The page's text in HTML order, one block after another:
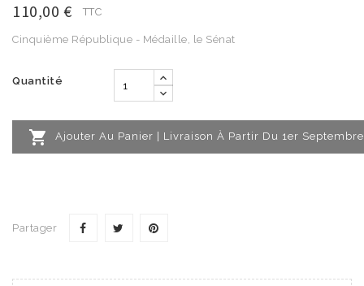
110,00 € TTC
Cinquième République - Médaille, le Sénat
Quantité
 Ajouter Au Panier | Livraison À Partir Du 1er Septembre
Partager